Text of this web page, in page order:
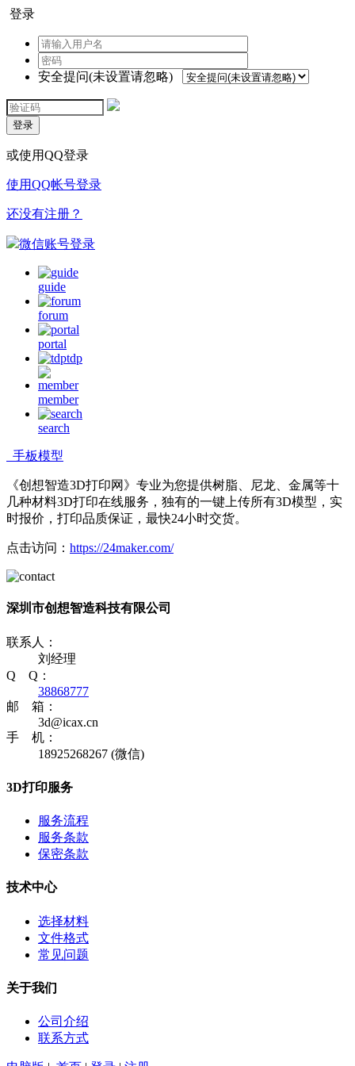
登录
安全提问(未设置请忽略)
登录
或使用QQ登录
使用QQ帐号登录
还没有注册？
微信账号登录
guide
forum
portal
tdp
member
search
手板模型
《创想智造3D打印网》专业为您提供树脂、尼龙、金属等十
几种材料3D打印在线服务，独有的一键上传所有3D模型，实
时报价，打印品质保证，最快24小时交货。
点击访问： https://24maker.com/
深圳市创想智造科技有限公司
联系人：
刘经理
Q Q：
38868777
邮 箱：
3d@icax.cn
手 机：
18925268267 (微信)
3D打印服务
服务流程
服务条款
保密条款
技术中心
选择材料
文件格式
常见问题
关于我们
公司介绍
联系方式